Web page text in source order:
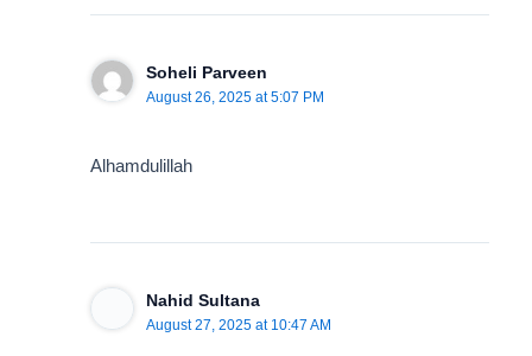
Soheli Parveen
August 26, 2025 at 5:07 PM
Alhamdulillah
Nahid Sultana
August 27, 2025 at 10:47 AM